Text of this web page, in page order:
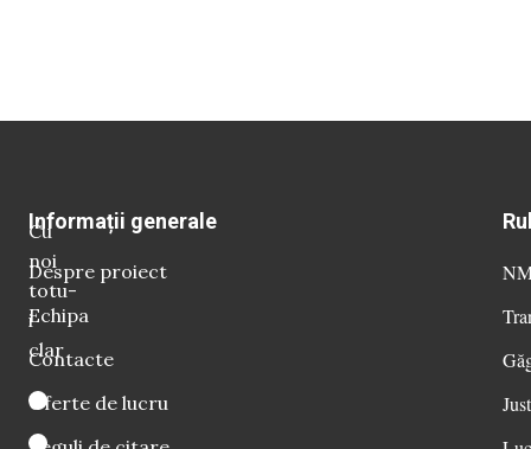
Cu
noi
totu-
i
clar
Informații generale
Despre proiect
Echipa
Contacte
Oferte de lucru